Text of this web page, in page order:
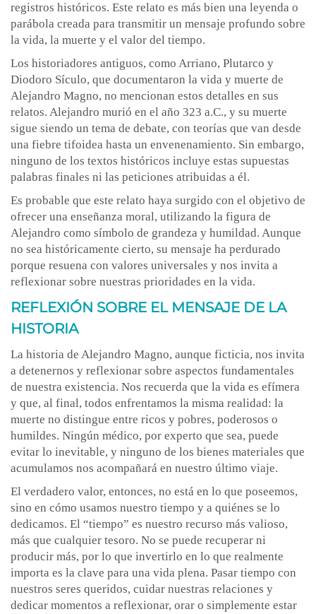
registros históricos. Este relato es más bien una leyenda o
parábola creada para transmitir un mensaje profundo sobre
la vida, la muerte y el valor del tiempo.
Los historiadores antiguos, como Arriano, Plutarco y
Diodoro Sículo, que documentaron la vida y muerte de
Alejandro Magno, no mencionan estos detalles en sus
relatos. Alejandro murió en el año 323 a.C., y su muerte
sigue siendo un tema de debate, con teorías que van desde
una fiebre tifoidea hasta un envenenamiento. Sin embargo,
ninguno de los textos históricos incluye estas supuestas
palabras finales ni las peticiones atribuidas a él.
Es probable que este relato haya surgido con el objetivo de
ofrecer una enseñanza moral, utilizando la figura de
Alejandro como símbolo de grandeza y humildad. Aunque
no sea históricamente cierto, su mensaje ha perdurado
porque resuena con valores universales y nos invita a
reflexionar sobre nuestras prioridades en la vida.
REFLEXIÓN SOBRE EL MENSAJE DE LA
HISTORIA
La historia de Alejandro Magno, aunque ficticia, nos invita
a detenernos y reflexionar sobre aspectos fundamentales
de nuestra existencia. Nos recuerda que la vida es efímera
y que, al final, todos enfrentamos la misma realidad: la
muerte no distingue entre ricos y pobres, poderosos o
humildes. Ningún médico, por experto que sea, puede
evitar lo inevitable, y ninguno de los bienes materiales que
acumulamos nos acompañará en nuestro último viaje.
El verdadero valor, entonces, no está en lo que poseemos,
sino en cómo usamos nuestro tiempo y a quiénes se lo
dedicamos. El “tiempo” es nuestro recurso más valioso,
más que cualquier tesoro. No se puede recuperar ni
producir más, por lo que invertirlo en lo que realmente
importa es la clave para una vida plena. Pasar tiempo con
nuestros seres queridos, cuidar nuestras relaciones y
dedicar momentos a reflexionar, orar o simplemente estar